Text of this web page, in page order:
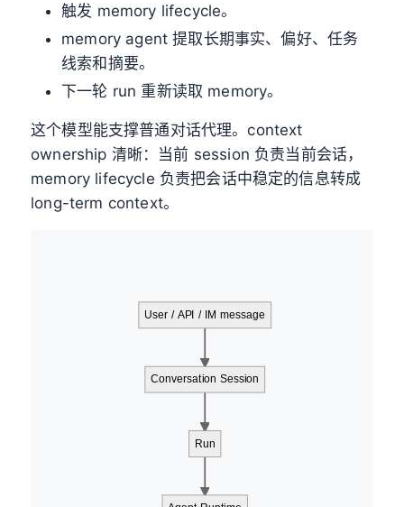
触发 memory lifecycle。
memory agent 提取长期事实、偏好、任务
线索和摘要。
下一轮 run 重新读取 memory。
这个模型能支撑普通对话代理。context
ownership 清晰：当前 session 负责当前会话，
memory lifecycle 负责把会话中稳定的信息转成
long-term context。
User / API / IM message
Conversation Session
Run